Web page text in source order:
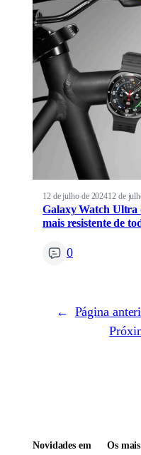
12 de julho de 202412 de
Galaxy Watch Ultra
mais resistente de
0
← Página
Novidades em Os